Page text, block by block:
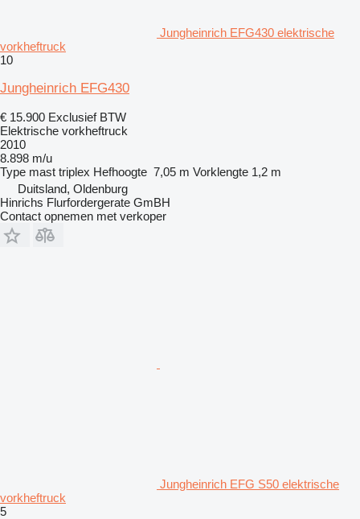
Jungheinrich EFG430 elektrische
vorkheftruck
10
Jungheinrich EFG430
€ 15.900 Exclusief BTW
Elektrische vorkheftruck
2010
8.898 m/u
Type mast triplex Hefhoogte 7,05 m Vorklengte 1,2 m
Duitsland, Oldenburg
Hinrichs Flurfordergerate GmBH
Contact opnemen met verkoper
Jungheinrich EFG S50 elektrische
vorkheftruck
5